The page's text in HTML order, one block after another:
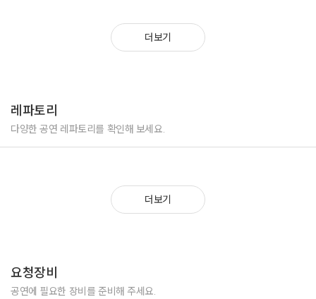
***** 공식행사 아나운서
삼성전자 한국전자전 VIP 세미나 아나운서
서울시 성북구청 사회복지과 워크숍 아나운서
경기도 인천시 드림파크 개막식 아나운서
환경부 방사선국제안전포럼 아나운서
환경부 비배기오염물질 국제 세미나 아나운서
국방부 한국지능로봇경진대회 아나운서
***** 신나는 레크리에이션 MC
더보기
레파토리
다양한 공연 레파토리를 확인해 보세요.
더보기
요청장비
공연에 필요한 장비를 준비해 주세요.